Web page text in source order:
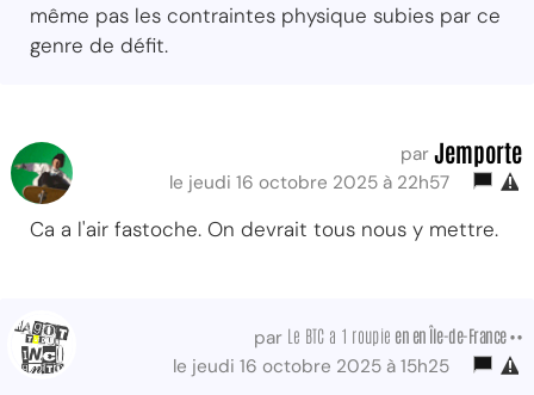
même pas les contraintes physique subies par ce
genre de défit.
par Jemporte
le jeudi 16 octobre 2025 à 22h57
Ca a l'air fastoche. On devrait tous nous y mettre.
par Le BTC a 1 roupie en en Île-de-France ••
le jeudi 16 octobre 2025 à 15h25